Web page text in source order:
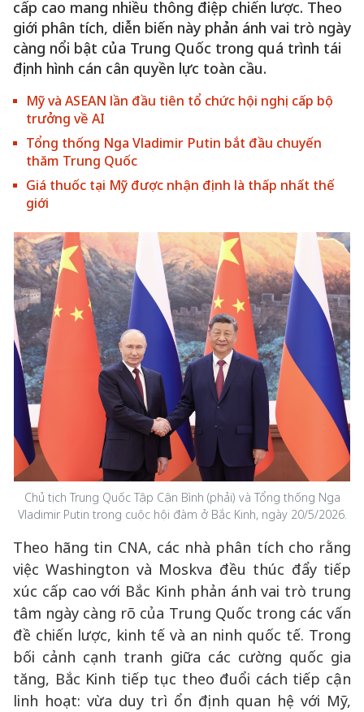
cấp cao mang nhiều thông điệp chiến lược. Theo
giới phân tích, diễn biến này phản ánh vai trò ngày
càng nổi bật của Trung Quốc trong quá trình tái
định hình cán cân quyền lực toàn cầu.
Mỹ và ASEAN lần đầu tiên tổ chức hội nghị cấp bộ
trưởng về AI
Tổng thống Nga Vladimir Putin bắt đầu chuyến
thăm Trung Quốc
Giá thuốc tại Mỹ được nhận định là thấp nhất thế
giới
Chủ tịch Trung Quốc Tập Cận Bình (phải) và Tổng thống Nga
Vladimir Putin trong cuộc hội đàm ở Bắc Kinh, ngày 20/5/2026.
Theo hãng tin CNA, các nhà phân tích cho rằng
việc Washington và Moskva đều thúc đẩy tiếp
xúc cấp cao với Bắc Kinh phản ánh vai trò trung
tâm ngày càng rõ của Trung Quốc trong các vấn
đề chiến lược, kinh tế và an ninh quốc tế. Trong
bối cảnh cạnh tranh giữa các cường quốc gia
tăng, Bắc Kinh tiếp tục theo đuổi cách tiếp cận
linh hoạt: vừa duy trì ổn định quan hệ với Mỹ,